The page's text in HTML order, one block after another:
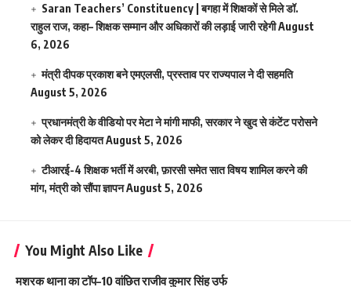
Saran Teachers’ Constituency | बगहा में शिक्षकों से मिले डॉ.
राहुल राज, कहा– शिक्षक सम्मान और अधिकारों की लड़ाई जारी रहेगीAugust
6, 2026
मंत्री दीपक प्रकाश बने एमएलसी, प्रस्ताव पर राज्यपाल ने दी सहमति
August 5, 2026
प्रधानमंत्री के वीडियो पर मेटा ने मांगी माफी, सरकार ने खुद से कंटेंट परोसने
को लेकर दी हिदायतAugust 5, 2026
टीआरई-4 शिक्षक भर्ती में अरबी, फ़ारसी समेत सात विषय शामिल करने की
मांग, मंत्री को सौंपा ज्ञापनAugust 5, 2026
You Might Also Like
मशरक थाना का टॉप–10 वांछित राजीव कुमार सिंह उर्फ